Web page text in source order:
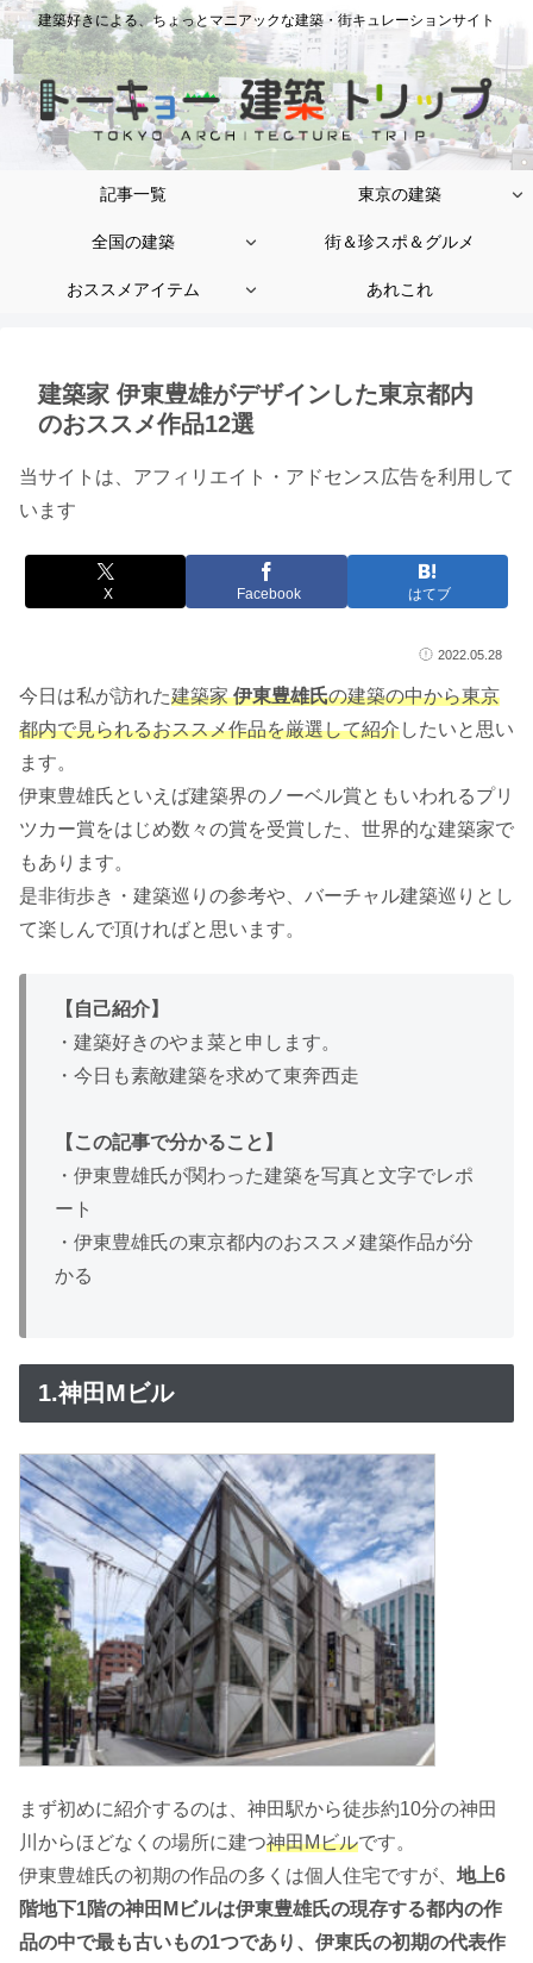
建築好きによる、ちょっとマニアックな建築・街キュレーションサイト
記事一覧 東京の建築
全国の建築 街＆珍スポ＆グルメ
おススメアイテム あれこれ
建築家 伊東豊雄がデザインした東京都内
のおススメ作品12選
当サイトは、アフィリエイト・アドセンス広告を利用して
います
X Facebook はてブ
2022.05.28
今日は私が訪れた建築家伊東豊雄氏の建築の中から東京
都内で見られるおススメ作品を厳選して紹介したいと思い
ます。
伊東豊雄氏といえば建築界のノーベル賞ともいわれるプリ
ツカー賞をはじめ数々の賞を受賞した、世界的な建築家で
もあります。
是非街歩き・建築巡りの参考や、バーチャル建築巡りとし
て楽しんで頂ければと思います。
【自己紹介】
・建築好きのやま菜と申します。
・今日も素敵建築を求めて東奔西走
【この記事で分かること】
・伊東豊雄氏が関わった建築を写真と文字でレポ
ート
・伊東豊雄氏の東京都内のおススメ建築作品が分
かる
1.神田Mビル
まず初めに紹介するのは、神田駅から徒歩約10分の神田
川からほどなくの場所に建つ神田Mビルです。
伊東豊雄氏の初期の作品の多くは個人住宅ですが、 地上6
階地下1階の神田Mビルは伊東豊雄氏の現存する都内の作
品の中で最も古いもの1つであり、伊東氏の初期の代表作